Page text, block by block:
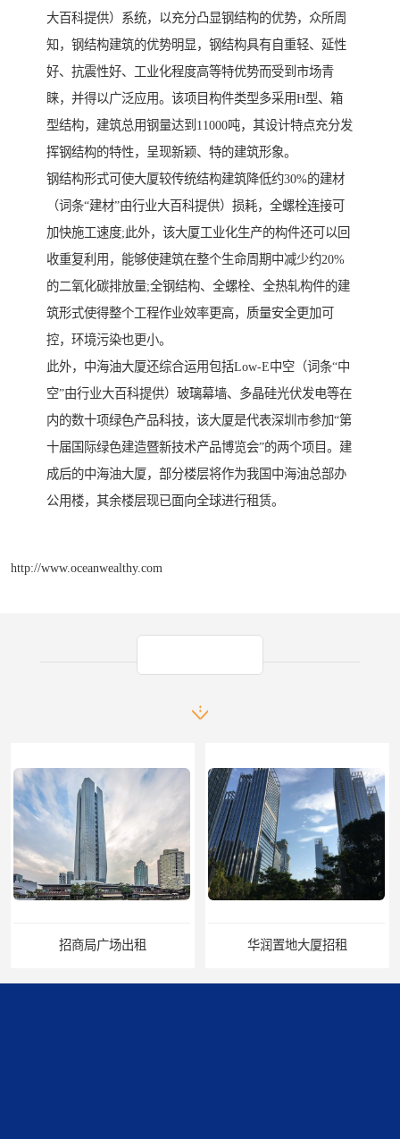
大百科提供）系统，以充分凸显钢结构的优势，众所周
知，钢结构建筑的优势明显，钢结构具有自重轻、延性
好、抗震性好、工业化程度高等特优势而受到市场青
睐，并得以广泛应用。该项目构件类型多采用H型、箱
型结构，建筑总用钢量达到11000吨，其设计特点充分发
挥钢结构的特性，呈现新颖、特的建筑形象。
钢结构形式可使大厦较传统结构建筑降低约30%的建材
（词条“建材”由行业大百科提供）损耗，全螺栓连接可
加快施工速度;此外，该大厦工业化生产的构件还可以回
收重复利用，能够使建筑在整个生命周期中减少约20%
的二氧化碳排放量;全钢结构、全螺栓、全热轧构件的建
筑形式使得整个工程作业效率更高，质量安全更加可
控，环境污染也更小。
此外，中海油大厦还综合运用包括Low-E中空（词条“中
空”由行业大百科提供）玻璃幕墙、多晶硅光伏发电等在
内的数十项绿色产品科技，该大厦是代表深圳市参加“第
十届国际绿色建造暨新技术产品博览会”的两个项目。建
成后的中海油大厦，部分楼层将作为我国中海油总部办
公用楼，其余楼层现已面向全球进行租赁。
http://www.oceanwealthy.com
招商局广场出租 华润置地大厦招租